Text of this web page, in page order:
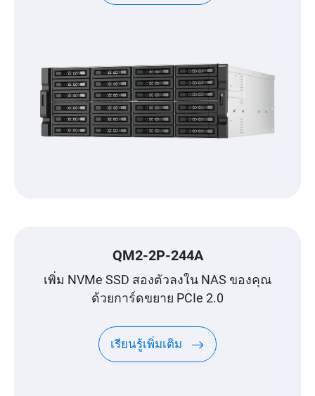
QM2-2P-244A
เพิ่ม NVMe SSD สองตัวลงใน NAS ของคุณ
ด้วยการ์ดขยาย PCIe 2.0
เรียนรู้เพิ่มเติม